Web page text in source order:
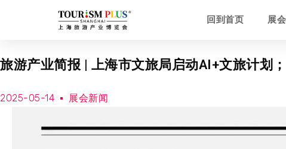
回到首页 展
旅游产业简报 | 上海市文旅局启动AI+文旅计划
2025-05-14 展会新闻